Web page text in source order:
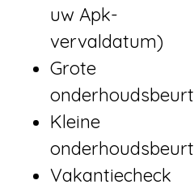
uw Apk-
vervaldatum)
Grote
onderhoudsbeurt
Kleine
onderhoudsbeurt
Vakantiecheck